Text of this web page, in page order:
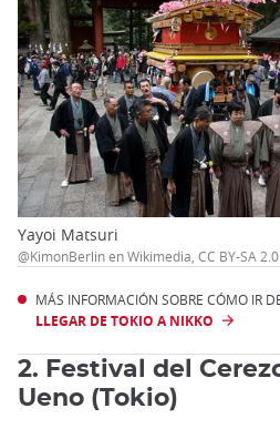
Yayoi Matsuri
@KimonBerlin en Wikimedia, CC BY-SA 2.0
MÁS INFORMACIÓN SOBRE CÓMO IR
LLEGAR DE TOKIO A NIKKO
2. Festival del
Ueno (Tokio)